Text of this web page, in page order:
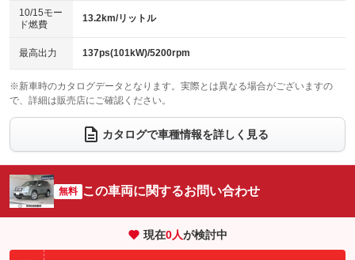
ベンチシート
：装備なし
チップアップシート
：装備なし
電動格納サードシート
：装備なし シートヒーター
：装備なし
ウォークスルー
電動リアゲート フロントカメラ
：装備なし
シートエアコン
：装備なし 全周囲カメラ
：装備なし
サイドカメラ
：装備なし ルーフレール
：装備なし
エアサスペンション ヘッドライトウォッシャー
10/15モー
ド燃費
13.2km/リットル
最高出力 137ps(101kW)/5200rpm
※新車時のカタログデータとなります。実際とは異なる場合がございますの
で、詳細は販売店にご確認ください。
カタログで車種情報を詳しく見る
無料 この車両に関するお問い合わせ
現在0人が検討中